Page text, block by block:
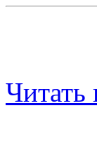
Читать